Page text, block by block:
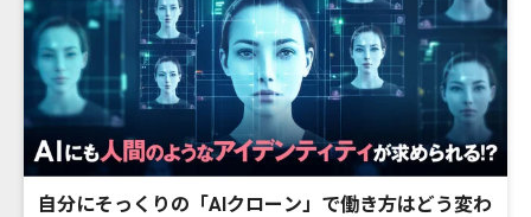
自分にそっくりの「AIクローン」で働き方はどう変わ